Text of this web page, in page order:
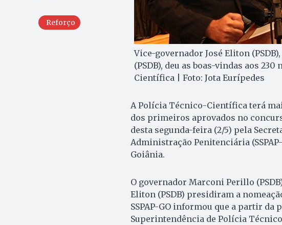
Reforço
Vice-governador José Eliton
(PSDB), deu as boas-vindas aos
Científica | Foto: Jota Eurípedes
A Polícia Técnico-Científica terá
dos primeiros aprovados no
desta segunda-feira (2/5) pela
Administração Penitenciária
Goiânia.
O governador Marconi Perillo
Eliton (PSDB) presidiram a
SSPAP-GO informou que a partir da
Superintendência de Polícia